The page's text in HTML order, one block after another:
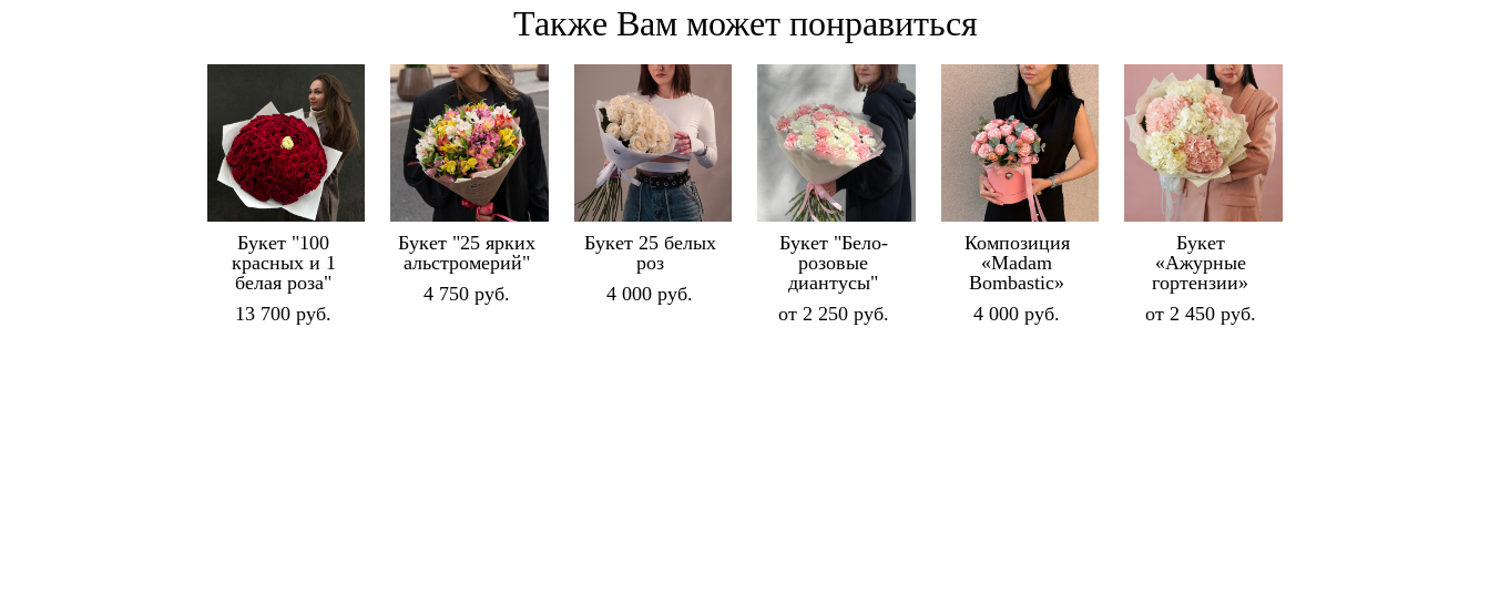
Также Вам может понравиться
Букет "100
красных и 1
белая роза"
13 700 pуб.
Букет "25 ярких
альстромерий"
4 750 pуб.
Букет 25 белых
роз
4 000 pуб.
Букет "Бело-
розовые
диантусы"
от 2 250 pуб.
Композиция
«Madam
Bombastic»
4 000 pуб.
Букет
«Ажурные
гортензии»
от 2 450 pуб.